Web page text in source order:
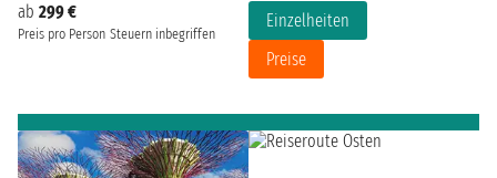
ab 299 €
Preis pro Person Steuern inbegriffen
Einzelheiten
Preise